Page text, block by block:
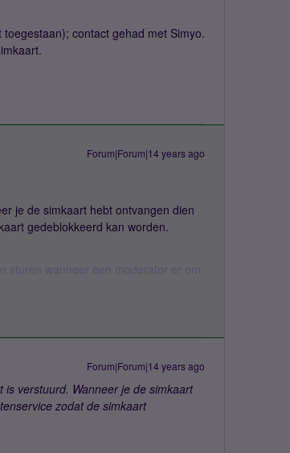
contact gehad met Simyo.
Forum|Forum|14 years ago
je de simkaart hebt ontvangen dien
gedeblokkeerd kan worden.
Forum|Forum|14 years ago
verstuurd. Wanneer je de simkaart
zodat de simkaart